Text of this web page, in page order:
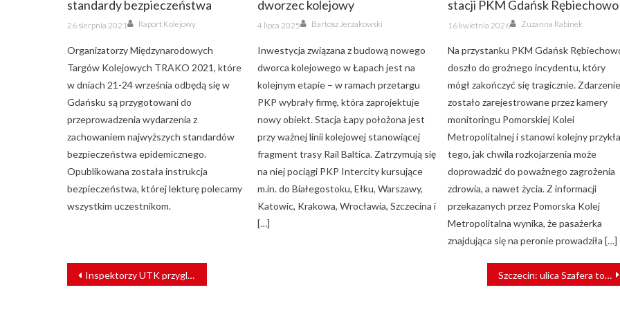
standardy bezpieczeństwa
Posted
on
26 sierpnia 2021 Author
Raport Kolejowy
Organizatorzy Międzynarodowych
Targów Kolejowych TRAKO 2021, które
w dniach 21-24 września odbędą się w
Gdańsku są przygotowani do
przeprowadzenia wydarzenia z
zachowaniem najwyższych standardów
bezpieczeństwa epidemicznego.
Opublikowana została instrukcja
bezpieczeństwa, której lekturę polecamy
wszystkim uczestnikom.
dworzec kolejowy
Posted
on
4 lipca 2025 Author
Bartosz Jerzakowski
Inwestycja związana z budową nowego
dworca kolejowego w Łapach jest na
kolejnym etapie – w ramach przetargu
PKP wybrały firmę, która zaprojektuje
nowy obiekt. Stacja Łapy położona jest
przy ważnej linii kolejowej stanowiącej
fragment trasy Rail Baltica. Zatrzymują się
na niej pociągi PKP Intercity kursujące
m.in. do Białegostoku, Ełku, Warszawy,
Katowic, Krakowa, Wrocławia, Szczecina i
[…]
stacji PKM Gdańsk Rębiechowo
Posted
on
16 kwietnia 2026 Author
Zuzanna Rabinek
Na przystanku PKM Gdańsk
doszło do groźnego incydentu, który
mógł zakończyć się tragicznie. Zdarzenie
zostało zarejestrowane przez kamery
monitoringu Pomorskiej Kolei
Metropolitalnej i stanowi kolejny
tego, jak chwila rozkojarzenia może
doprowadzić do poważnego zagrożenia
zdrowia, a nawet życia. Z informacji
przekazanych przez Pomorska Kolej
Metropolitalna wynika, że pasażerka
znajdująca się na peronie prowadziła […]
NAWIGACJA
WPISU
Inspektorzy UTK przyglądają się komfortowi podróży i bezpieczeństwu Szczecin: ulica Szafera to już ogromny plac budowy